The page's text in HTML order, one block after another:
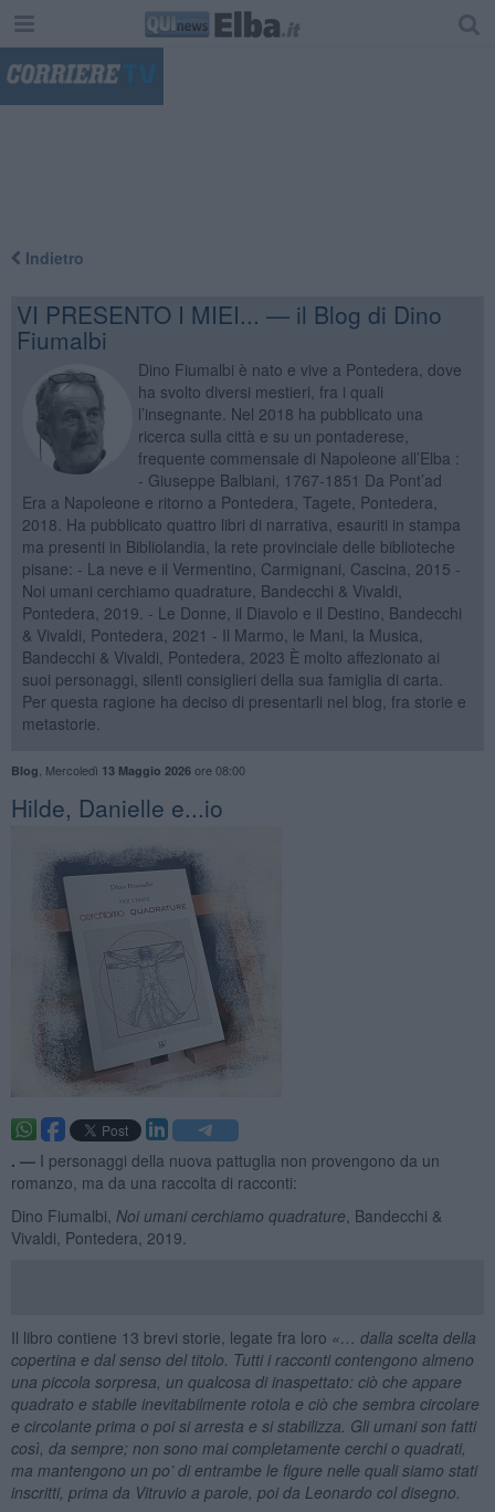
Indietro
VI PRESENTO I MIEI... — il Blog di Dino
Fiumalbi
Dino Fiumalbi è nato e vive a Pontedera, dove
ha svolto diversi mestieri, fra i quali
l’insegnante. Nel 2018 ha pubblicato una
ricerca sulla città e su un pontaderese,
frequente commensale di Napoleone all’Elba :
- Giuseppe Balbiani, 1767-1851 Da Pont’ad
Era a Napoleone e ritorno a Pontedera, Tagete, Pontedera,
2018. Ha pubblicato quattro libri di narrativa, esauriti in stampa
ma presenti in Bibliolandia, la rete provinciale delle biblioteche
pisane: - La neve e il Vermentino, Carmignani, Cascina, 2015 -
Noi umani cerchiamo quadrature, Bandecchi & Vivaldi,
Pontedera, 2019. - Le Donne, il Diavolo e il Destino, Bandecchi
& Vivaldi, Pontedera, 2021 - Il Marmo, le Mani, la Musica,
Bandecchi & Vivaldi, Pontedera, 2023 È molto affezionato ai
suoi personaggi, silenti consiglieri della sua famiglia di carta.
Per questa ragione ha deciso di presentarli nel blog, fra storie e
metastorie.
Blog Mercoledì 13 Maggio 2026ore 08:00
Hilde, Danielle e...io
. — I personaggi della nuova pattuglia non provengono da un
romanzo, ma da una raccolta di racconti:
Dino Fiumalbi, Noi umani cerchiamo quadrature , Bandecchi &
Vivaldi, Pontedera, 2019.
Il libro contiene 13 brevi storie, legate fra loro «… dalla scelta della
copertina e dal senso del titolo. Tutti i racconti contengono almeno
una piccola sorpresa, un qualcosa di inaspettato: ciò che appare
quadrato e stabile inevitabilmente rotola e ciò che sembra circolare
e circolante prima o poi si arresta e si stabilizza. Gli umani son fatti
così, da sempre; non sono mai completamente cerchi o quadrati,
ma mantengono un po’ di entrambe le figure nelle quali siamo stati
inscritti, prima da Vitruvio a parole, poi da Leonardo col disegno.